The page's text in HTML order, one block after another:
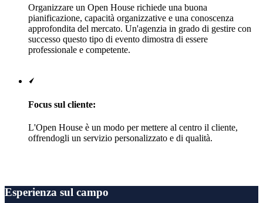
Organizzare un Open House richiede una buona
pianificazione, capacità organizzative e una conoscenza
approfondita del mercato. Un'agenzia in grado di gestire con
successo questo tipo di evento dimostra di essere
professionale e competente.
Focus sul cliente:
L'Open House è un modo per mettere al centro il cliente,
offrendogli un servizio personalizzato e di qualità.
Esperienza sul campo